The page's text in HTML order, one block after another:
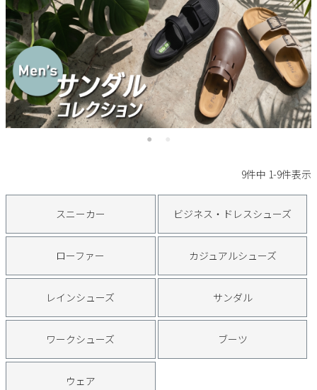
サンダル
レインシューズ
パンプス
スニーカー
カジュアルシューズ
ワークシューズ
ウェア
SKECHERS
すべての商品
サンダル
レインシューズ
ローファー
ワークシューズ
ブーツ
キッズ
すべての商品
サンダル
スクール
フォーマル
ブーツ
Parade
NEW
メンズ新入荷
キッズ新入荷
SALE
レディースSALE
キッズSALE
すべての商品
リュック
ボディバッグ
ビジネスバッグ
すべての商品
雑貨
詳細検索
店舗一覧
ご利用ガイド
9件中 1-9件表示
スニーカー ビジネス・ドレスシューズ
ローファー カジュアルシューズ
レインシューズ サンダル
ワークシューズ ブーツ
ウェア